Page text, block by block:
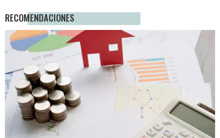
RECOMENDACIONES